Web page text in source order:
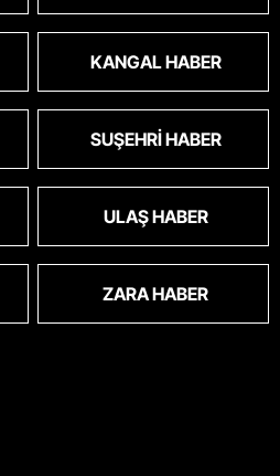
KANGAL HABER
SUŞEHRI HABER
ULAŞ HABER
ZARA HABER